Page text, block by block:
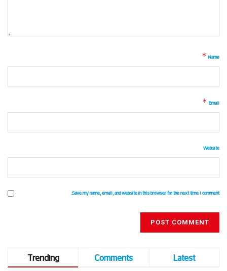
Name
*
Email
*
Website
Save my name, email, and website in this browser for the next time I comment.
Trending Comments Latest